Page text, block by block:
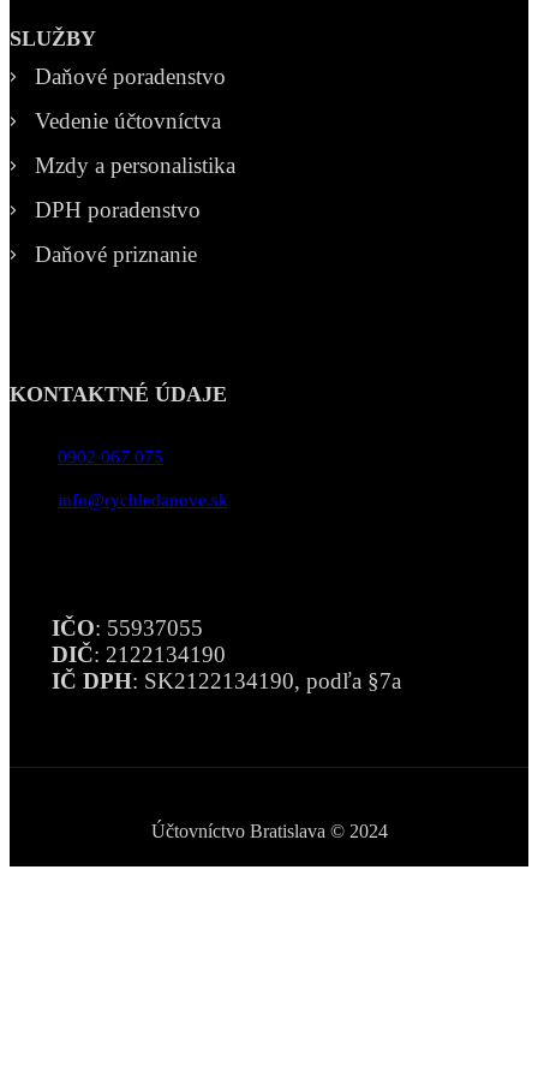
SLUŽBY
Daňové poradenstvo
Vedenie účtovníctva
Mzdy a personalistika
DPH poradenstvo
Daňové priznanie
KONTAKTNÉ ÚDAJE
0902 067 075
info@rychledanove.sk
IČO: 55937055
DIČ: 2122134190
IČ DPH: SK2122134190, podľa §7a
Účtovníctvo Bratislava © 2024